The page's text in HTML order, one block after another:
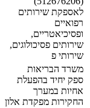
לאספקת שירותים
רפואיים
ופסיכיאטריים,
שירותים פסיכולוגים,
שירותי פ
משרד הבריאות
ספק יחיד בהפעלת
אחיות במערך
החקירות מפקדת אלון